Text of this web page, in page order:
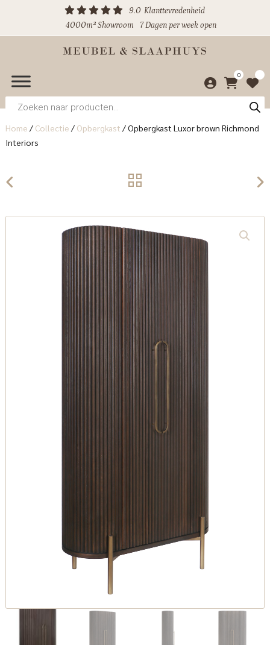
9.0 Klanttevredenheid
4000m² Showroom
7 Dagen per week open
0
Producten
zoeken
Home / Collectie / Opbergkast /Opbergkast Luxor brown Richmond
Interiors